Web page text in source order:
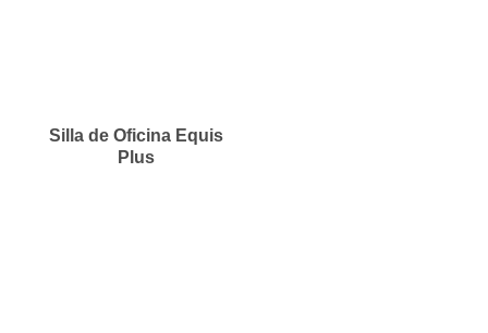
Silla de Oficina Equis
Plus